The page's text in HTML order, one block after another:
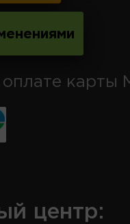
оплате карты
центр: